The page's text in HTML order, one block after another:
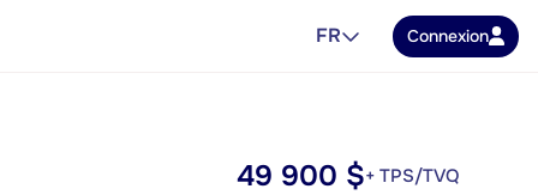
FR Connexion
49 900 $+ TPS/TVQ